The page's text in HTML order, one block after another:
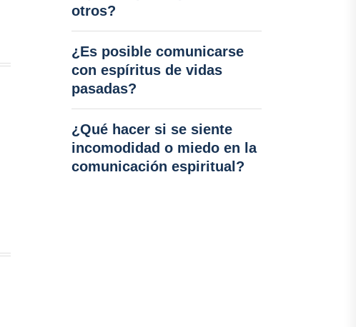
otros?
¿Es posible comunicarse
con espíritus de vidas
pasadas?
¿Qué hacer si se siente
incomodidad o miedo en la
comunicación espiritual?